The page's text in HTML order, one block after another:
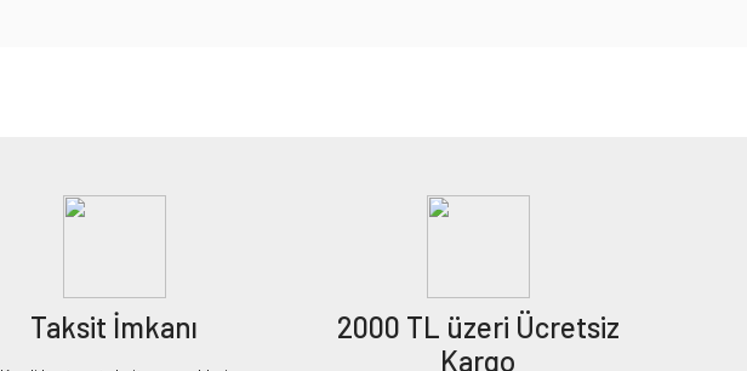
Taksit İmkanı
2000 TL üzeri Ücretsiz
Kargo